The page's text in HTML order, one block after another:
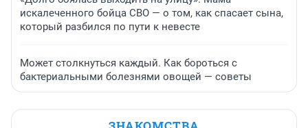
искалеченного бойца СВО — о том, как спасает сына,
который разбился по пути к невесте
Может столкнуться каждый. Как бороться с
бактериальными болезнями овощей — советы